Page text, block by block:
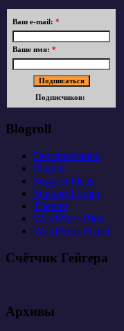
Ваш e-mail: *
Ваше имя: *
Подписчиков:
Blogroll
Documentation
Plugins
Suggest Ideas
Support Forum
Themes
WordPress Blog
WordPress Planet
Счётчик Гейгера
Архивы